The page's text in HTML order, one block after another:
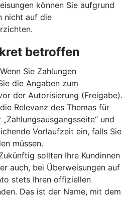
können Sie aufgrund
nicht auf die
betroffen
Wenn Sie Zahlungen
die Angaben zum
der Autorisierung (Freigabe).
Relevanz des Themas für
und
Vorlaufzeit ein, falls Sie
müssen.
sollten Ihre Kundinnen
auch, bei Überweisungen auf
stets Ihren offiziellen
Das ist der Name, mit dem